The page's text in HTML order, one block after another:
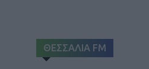
ΘΕΣΣΑΛΙΑ FM